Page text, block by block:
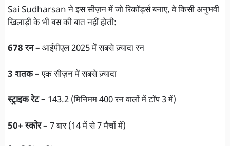
Sai Sudharsan ने इस सीज़न में जो रिकॉर्ड्स बनाए, वे किसी अनुभवी
खिलाड़ी के भी बस की बात नहीं होती:
678 रन – आईपीएल 2025 में सबसे ज़्यादा रन
3 शतक –एक सीज़न में सबसे ज़्यादा
स्ट्राइक रेट – 143.2 (मिनिमम 400 रन वालों में टॉप 3 में)
50+ स्कोर – 7 बार (14 में से 7 मैचों में)